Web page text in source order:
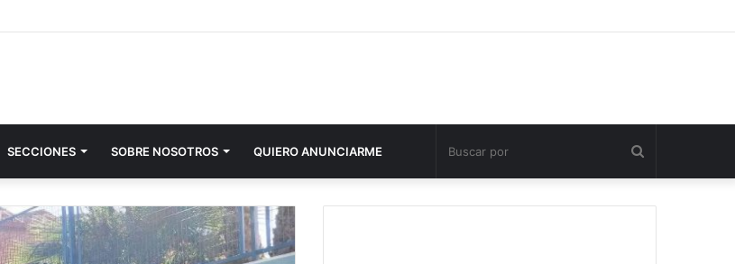
SECCIONES SOBRE NOSOTROS QUIERO ANUNCIARME
por